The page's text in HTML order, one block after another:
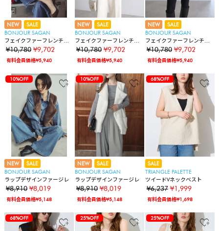
NEW
SALE
BONJOUR SAGAN
フェイクファーフレンチス
リーブベスト
¥10,780 ¥9,702
有料会員価格¥5,940
NEW
SALE
BONJOUR SAGAN
フェイクファーフレンチス
リーブベスト
¥10,780 ¥9,702
有料会員価格¥5,940
NEW
SALE
BONJOUR SAGAN
フェイクファーフレンチス
リーブベスト
¥10,780 ¥9,702
有料会員価格¥5,940
10%OFF
NEW
SALE
BONJOUR SAGAN
ラップデザインファージレ
¥8,910 ¥8,019
有料会員価格¥5,148
10%OFF
NEW
SALE
BONJOUR SAGAN
ラップデザインファージレ
¥8,910 ¥8,019
有料会員価格¥5,148
68%OFF
SALE
TRIANGLE PALETTE
ツイードVネックベスト
¥6,237 ¥1,999
有料会員価格¥1,698
68%OFF 25%OFF 25%OFF